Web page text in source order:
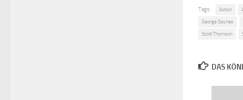
Tags: Action
George Gaynes
Scott Thomson
DAS